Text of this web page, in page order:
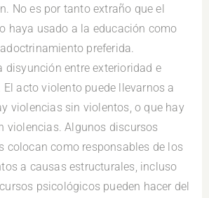
No es por tanto extraño que el
haya usado a la educación como
preferida.
disyunción entre exterioridad e
El acto violento puede llevarnos a
violencias sin violentos, o que hay
violencias. Algunos discursos
colocan como responsables de los
a causas estructurales, incluso
psicológicos pueden hacer del